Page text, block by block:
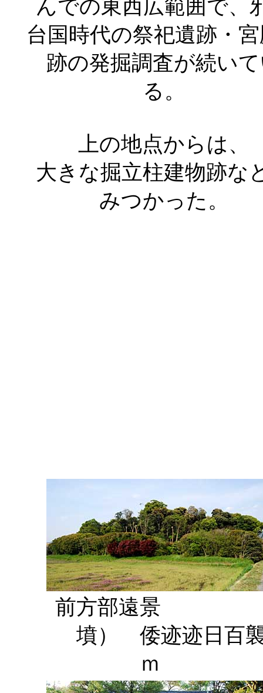
んでの東西広範囲で、
台国時代の祭祀遺跡・
跡の発掘調査が続い
る。
上の地点からは、
大きな掘立柱建物跡な
みつかった。
前方部遠
墳） 倭迹迹日百
ｍ 前